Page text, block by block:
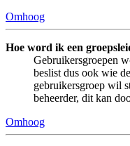
Omhoog
Hoe word ik een
Gebruikersgroepen
beslist dus ook wie
gebruikersgroep wil
beheerder, dit kan
Omhoog